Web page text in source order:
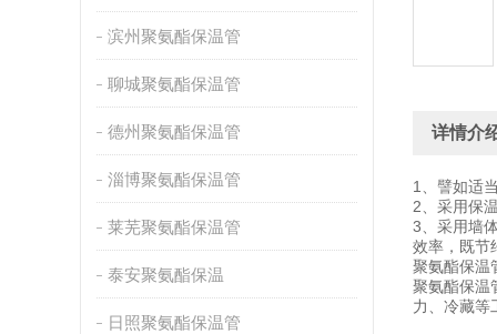
滨州聚氨酯保温管
聊城聚氨酯保温管
德州聚氨酯保温管
淄博聚氨酯保温管
莱芜聚氨酯保温管
泰安聚氨酯保温
日照聚氨酯保温管
详情介
1、譬如适
2、采用保
3、采用墙
效率，既节
聚氨
聚氨酯保温
力、冷藏等